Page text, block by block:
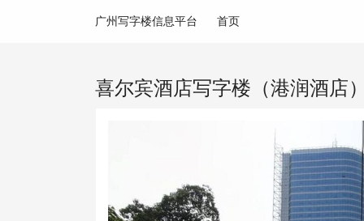
广州写字楼信息平台 首页
喜尔宾酒店写字楼（港润酒店